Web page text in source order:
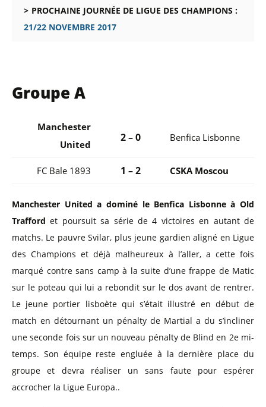
PROCHAINE JOURNÉE DE LIGUE DES CHAMPIONS :
21/22 NOVEMBRE 2017
Groupe A
Manchester
United
2 – 0 Benfica Lisbonne
FC Bale 1893 1 – 2 CSKA Moscou
Manchester United a dominé le Benfica Lisbonne à Old
Trafford et poursuit sa série de 4 victoires en autant de
matchs. Le pauvre Svilar, plus jeune gardien aligné en Ligue
des Champions et déjà malheureux à l’aller, a cette fois
marqué contre sans camp à la suite d’une frappe de Matic
sur le poteau qui lui a rebondit sur le dos avant de rentrer.
Le jeune portier lisboète qui s’était illustré en début de
match en détournant un pénalty de Martial a du s’incliner
une seconde fois sur un nouveau pénalty de Blind en 2e mi-
temps. Son équipe reste engluée à la dernière place du
groupe et devra réaliser un sans faute pour espérer
accrocher la Ligue Europa..